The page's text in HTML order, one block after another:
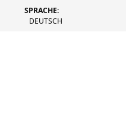
SPRACHE:
DEUTSCH